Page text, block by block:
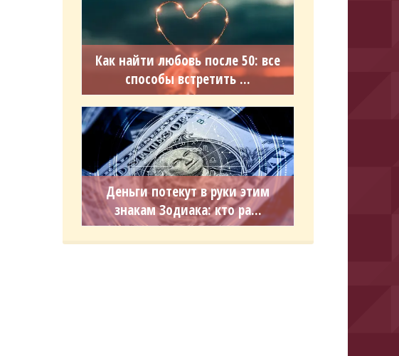
Как найти любовь после 50: все
способы встретить ...
Деньги потекут в руки этим
знакам Зодиака: кто ра...